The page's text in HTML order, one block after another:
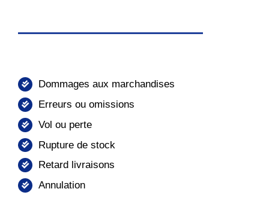
Dommages aux marchandises
Erreurs ou omissions
Vol ou perte
Rupture de stock
Retard livraisons
Annulation